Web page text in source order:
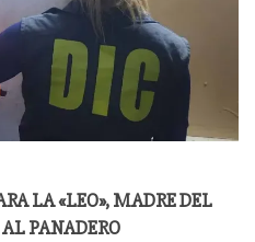
LA «LEO», MADRE DEL
PANADERO